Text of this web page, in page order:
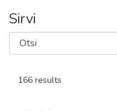
Sirvi
166 results